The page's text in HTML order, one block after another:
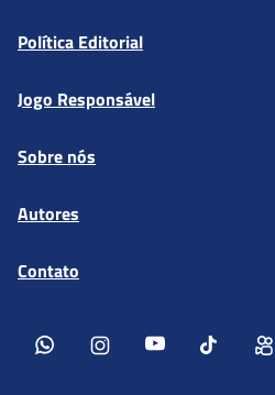
Política Editorial
Jogo Responsável
Sobre nós
Autores
Contato